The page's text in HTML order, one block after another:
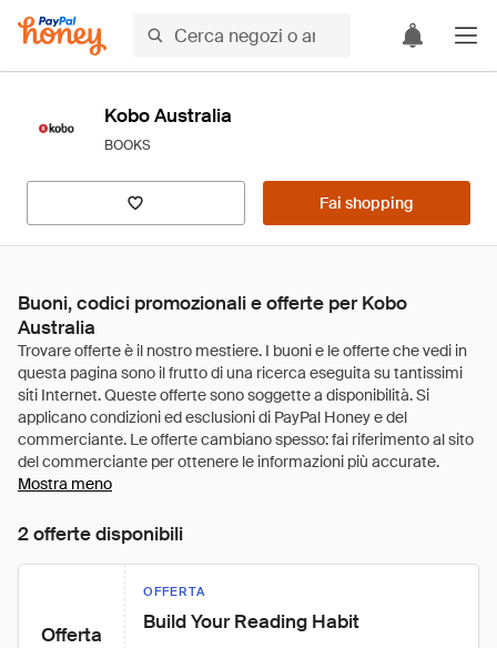
Kobo Australia
BOOKS
Fai shopping
Buoni, codici promozionali e offerte per Kobo
Australia
Mostra meno
2 offerte disponibili
Offerta
OFFERTA
Build Your Reading Habit